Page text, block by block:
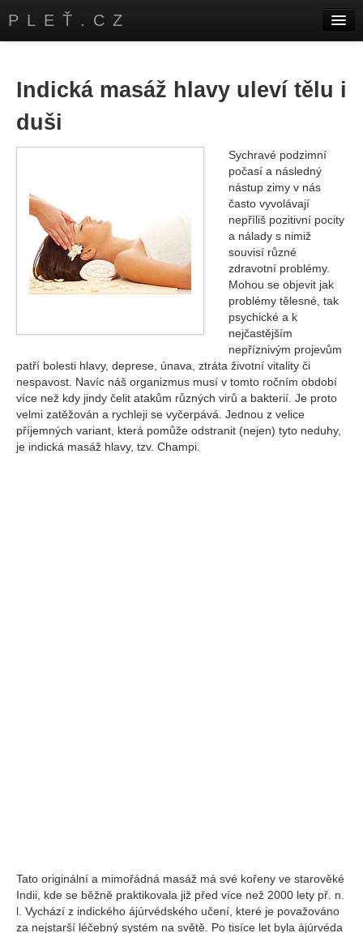
PLEŤ.CZ
Kontakty
Indická masáž hlavy uleví tělu i
duši
Sychravé podzimní
počasí a následný
nástup zimy v nás
často vyvolávají
nepříliš pozitivní pocity
a nálady s nimiž
souvisí různé
zdravotní problémy.
Mohou se objevit jak
problémy tělesné, tak
psychické a k
nejčastějším
nepříznivým projevům
patří bolesti hlavy, deprese, únava, ztráta životní vitality či
nespavost. Navíc náš organizmus musí v tomto ročním období
více než kdy jindy čelit atakům různých virů a bakterií. Je proto
velmi zatěžován a rychleji se vyčerpává. Jednou z velice
příjemných variant, která pomůže odstranit (nejen) tyto neduhy,
je indická masáž hlavy, tzv. Champi.
Tato originální a mimořádná masáž má své kořeny ve starověké
Indii, kde se běžně praktikovala již před více než 2000 lety př. n.
l. Vychází z indického ájúrvédského učení, které je považováno
za nejstarší léčebný systém na světě. Po tisíce let byla ájúrvéda